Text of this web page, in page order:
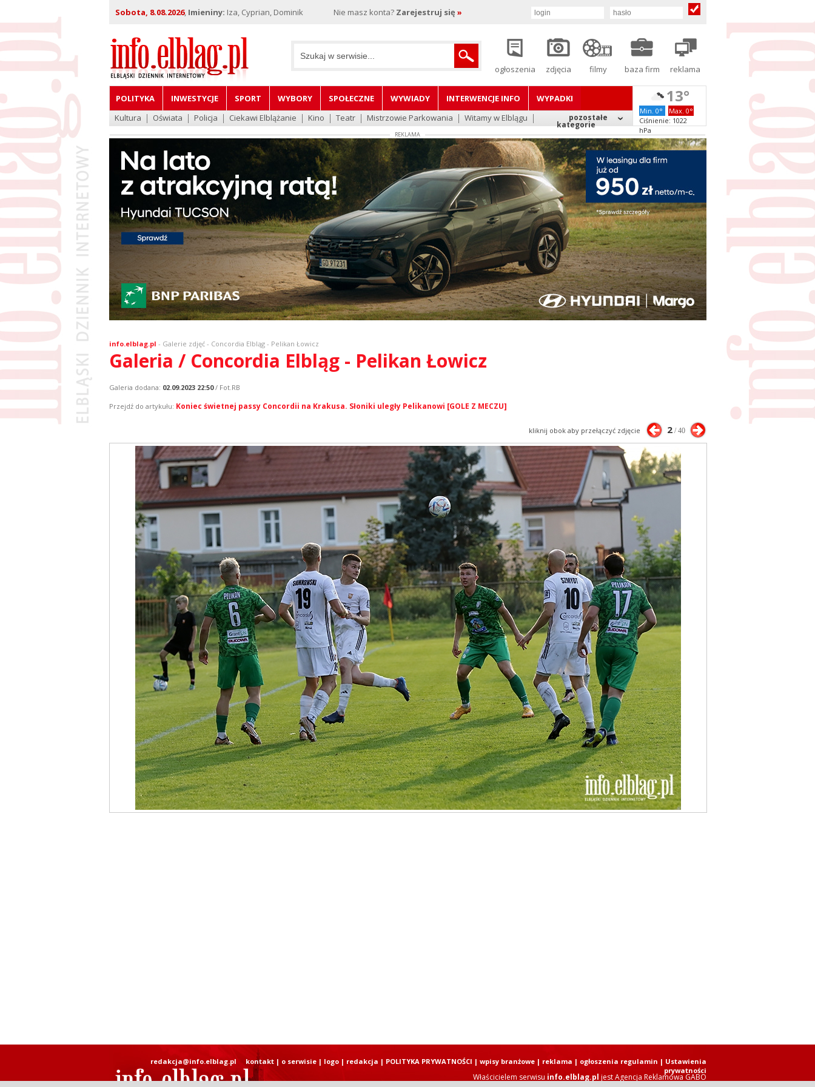
Sobota, 8.08.2026, Imieniny: Iza, Cyprian, Dominik Nie masz konta? Zarejestruj się »
ogłoszenia zdjęcia filmy baza firm reklama
POLITYKA INWESTYCJE SPORT WYBORY SPOŁECZNE WYWIADY INTERWENCJE INFO
WYPADKI
Kultura
Oświata Policja Ciekawi Elblążanie Kino Teatr Mistrzowie Parkowania Witamy w Elblągu pozostałe
kategorie
13°
Min. 0°
Max. 0°
Ciśnienie: 1022
hPa
REKLAMA
info.elblag.pl - Galerie zdjęć- Concordia Elbląg - Pelikan Łowicz
Galeria / Concordia Elbląg - Pelikan Łowicz
Galeria dodana: 02.09.2023 22:50/ Fot.RB
Przejdź do artykułu: Koniec świetnej passy Concordii na Krakusa. Słoniki uległy Pelikanowi [GOLE Z MECZU]
kliknij obok aby przełączyć zdjęcie 2/ 40
Właścicielem serwisu info.elblag.pl jestAgencja Reklamowa GABO
redakcja@info.elblag.pl kontakt| o serwisie| logo| redakcja | POLITYKA PRYWATNOŚCI | wpisy branżowe| reklama | ogłoszenia regulamin | Ustawienia
prywatności